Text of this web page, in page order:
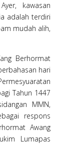
kawasan
adalah terdiri
mudah alih,
Berhormat
hari
Tahun 1447
MMN,
respons
Awang
Lumapas